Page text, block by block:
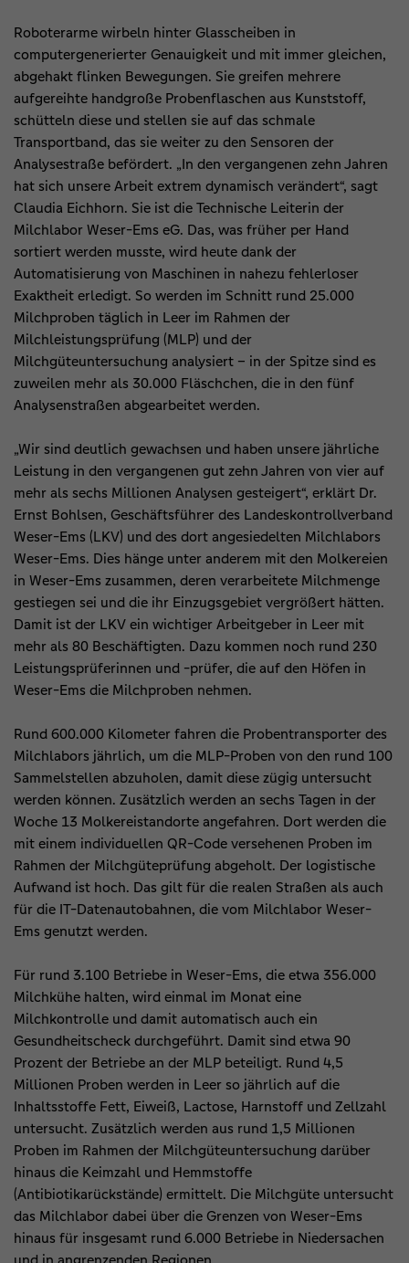
Roboterarme wirbeln hinter Glasscheiben in
computergenerierter Genauigkeit und mit immer gleichen,
abgehakt flinken Bewegungen. Sie greifen mehrere
aufgereihte handgroße Probenflaschen aus Kunststoff,
schütteln diese und stellen sie auf das schmale
Transportband, das sie weiter zu den Sensoren der
Analysestraße befördert. „In den vergangenen zehn Jahren
hat sich unsere Arbeit extrem dynamisch verändert“, sagt
Claudia Eichhorn. Sie ist die Technische Leiterin der
Milchlabor Weser-Ems eG. Das, was früher per Hand
sortiert werden musste, wird heute dank der
Automatisierung von Maschinen in nahezu fehlerloser
Exaktheit erledigt. So werden im Schnitt rund 25.000
Milchproben täglich in Leer im Rahmen der
Milchleistungsprüfung (MLP) und der
Milchgüteuntersuchung analysiert – in der Spitze sind es
zuweilen mehr als 30.000 Fläschchen, die in den fünf
Analysenstraßen abgearbeitet werden.
„Wir sind deutlich gewachsen und haben unsere jährliche
Leistung in den vergangenen gut zehn Jahren von vier auf
mehr als sechs Millionen Analysen gesteigert“, erklärt Dr.
Ernst Bohlsen, Geschäftsführer des Landeskontrollverband
Weser-Ems (LKV) und des dort angesiedelten Milchlabors
Weser-Ems. Dies hänge unter anderem mit den Molkereien
in Weser-Ems zusammen, deren verarbeitete Milchmenge
gestiegen sei und die ihr Einzugsgebiet vergrößert hätten.
Damit ist der LKV ein wichtiger Arbeitgeber in Leer mit
mehr als 80 Beschäftigten. Dazu kommen noch rund 230
Leistungsprüferinnen und -prüfer, die auf den Höfen in
Weser-Ems die Milchproben nehmen.
Rund 600.000 Kilometer fahren die Probentransporter des
Milchlabors jährlich, um die MLP-Proben von den rund 100
Sammelstellen abzuholen, damit diese zügig untersucht
werden können. Zusätzlich werden an sechs Tagen in der
Woche 13 Molkereistandorte angefahren. Dort werden die
mit einem individuellen QR-Code versehenen Proben im
Rahmen der Milchgüteprüfung abgeholt. Der logistische
Aufwand ist hoch. Das gilt für die realen Straßen als auch
für die IT-Datenautobahnen, die vom Milchlabor Weser-
Ems genutzt werden.
Für rund 3.100 Betriebe in Weser-Ems, die etwa 356.000
Milchkühe halten, wird einmal im Monat eine
Milchkontrolle und damit automatisch auch ein
Gesundheitscheck durchgeführt. Damit sind etwa 90
Prozent der Betriebe an der MLP beteiligt. Rund 4,5
Millionen Proben werden in Leer so jährlich auf die
Inhaltsstoffe Fett, Eiweiß, Lactose, Harnstoff und Zellzahl
untersucht. Zusätzlich werden aus rund 1,5 Millionen
Proben im Rahmen der Milchgüteuntersuchung darüber
hinaus die Keimzahl und Hemmstoffe
(Antibiotikarückstände) ermittelt. Die Milchgüte untersucht
das Milchlabor dabei über die Grenzen von Weser-Ems
hinaus für insgesamt rund 6.000 Betriebe in Niedersachen